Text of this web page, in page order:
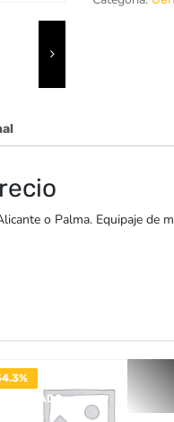
o Palma. Equipaje de